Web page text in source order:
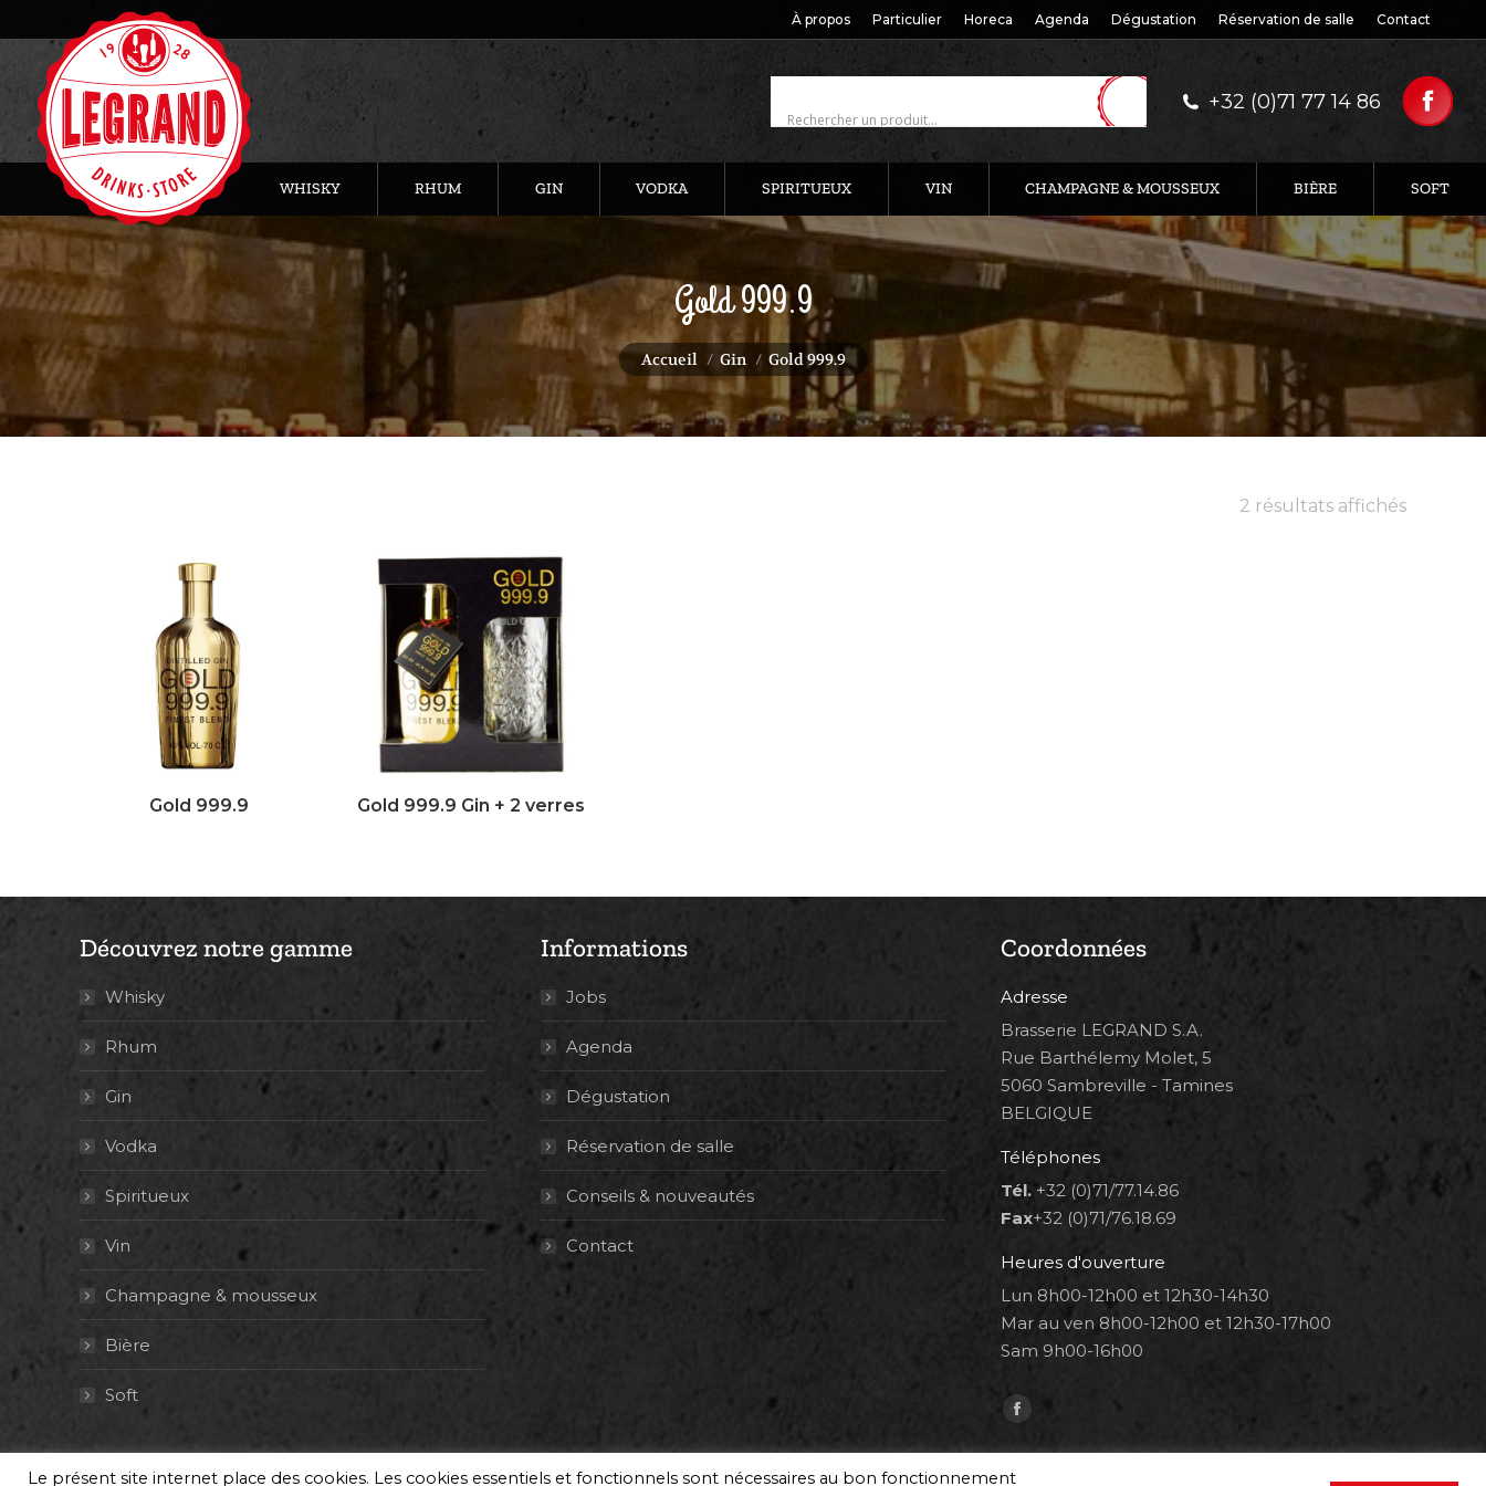
À propos Particulier Horeca Agenda Dégustation Réservation de salle Contact
+32 (0)71 77 14 86
WHISKY RHUM GIN VODKA SPIRITUEUX VIN CHAMPAGNE & MOUSSEUX BIÈRE SOFT
Gold 999.9
Vous êtes ici :
Accueil Gin Gold 999.9
2 résultats affichés
Gold 999.9 Gold 999.9 Gin + 2 verres
Découvrez notre gamme
Whisky
Rhum
Gin
Vodka
Spiritueux
Vin
Champagne & mousseux
Bière
Soft
Informations
Jobs
Agenda
Dégustation
Réservation de salle
Conseils & nouveautés
Contact
Coordonnées
Adresse
Brasserie LEGRAND S.A.
Rue Barthélemy Molet, 5
5060 Sambreville - Tamines
BELGIQUE
Téléphones
Tél. +32 (0)71/77.14.86
Fax+32 (0)71/76.18.69
Heures d'ouverture
Lun 8h00-12h00 et 12h30-14h30
Mar au ven 8h00-12h00 et 12h30-17h00
Sam 9h00-16h00
Trouvez nous sur :
Facebook
page
opens
© By Poush
Le présent site internet place des cookies. Les cookies essentiels et fonctionnels sont nécessaires au bon fonctionnement